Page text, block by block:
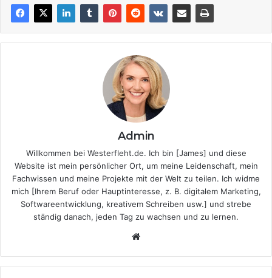
Admin
Willkommen bei Westerfleht.de. Ich bin [James] und diese
Website ist mein persönlicher Ort, um meine Leidenschaft, mein
Fachwissen und meine Projekte mit der Welt zu teilen. Ich widme
mich [Ihrem Beruf oder Hauptinteresse, z. B. digitalem Marketing,
Softwareentwicklung, kreativem Schreiben usw.] und strebe
ständig danach, jeden Tag zu wachsen und zu lernen.